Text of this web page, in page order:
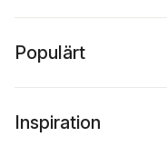
Populärt
Inspiration